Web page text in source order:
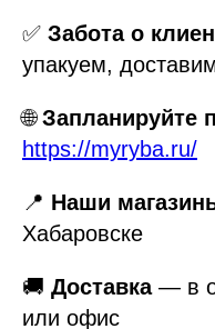
✅ Забота о
упакуем,
🌐Запланируйте
https://myryba.ru/
📍 Наши
Хабаровске
🚚 Доставка— в
или офис